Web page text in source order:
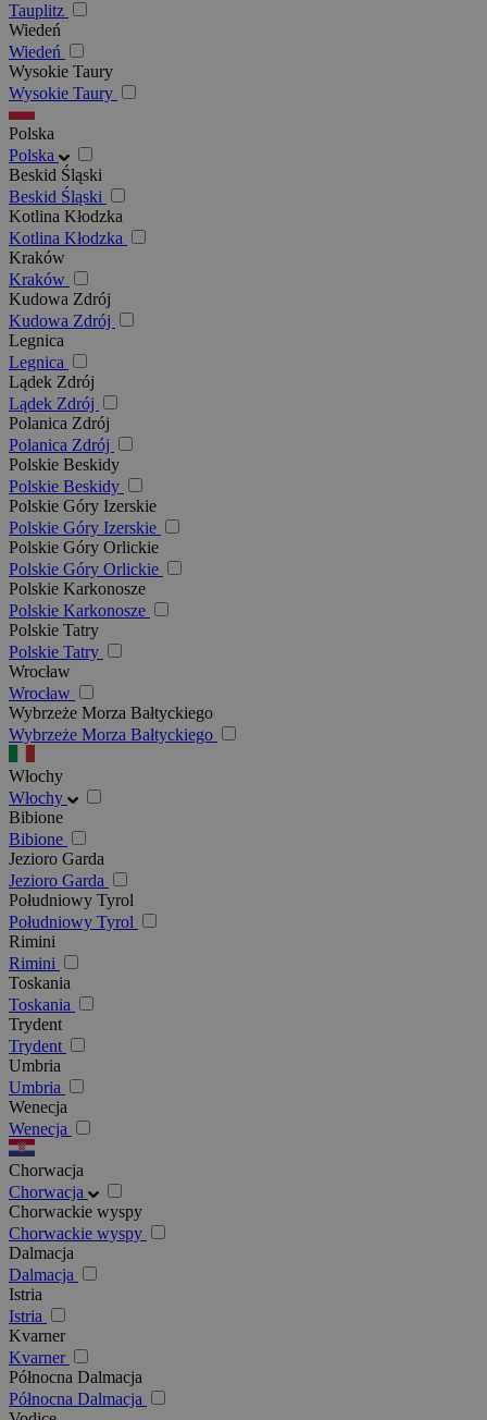
Tauplitz
Wiedeń
Wiedeń
Wysokie Taury
Wysokie Taury
Polska
Polska
Beskid Śląski
Beskid Śląski
Kotlina Kłodzka
Kotlina Kłodzka
Kraków
Kraków
Kudowa Zdrój
Kudowa Zdrój
Legnica
Legnica
Lądek Zdrój
Lądek Zdrój
Polanica Zdrój
Polanica Zdrój
Polskie Beskidy
Polskie Beskidy
Polskie Góry Izerskie
Polskie Góry Izerskie
Polskie Góry Orlickie
Polskie Góry Orlickie
Polskie Karkonosze
Polskie Karkonosze
Polskie Tatry
Polskie Tatry
Wrocław
Wrocław
Wybrzeże Morza Bałtyckiego
Wybrzeże Morza Bałtyckiego
Włochy
Włochy
Bibione
Bibione
Jezioro Garda
Jezioro Garda
Południowy Tyrol
Południowy Tyrol
Rimini
Rimini
Toskania
Toskania
Trydent
Trydent
Umbria
Umbria
Wenecja
Wenecja
Chorwacja
Chorwacja
Chorwackie wyspy
Chorwackie wyspy
Dalmacja
Dalmacja
Istria
Istria
Kvarner
Kvarner
Północna Dalmacja
Północna Dalmacja